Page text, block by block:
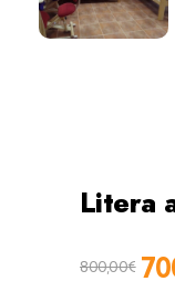
Litera
800,00€